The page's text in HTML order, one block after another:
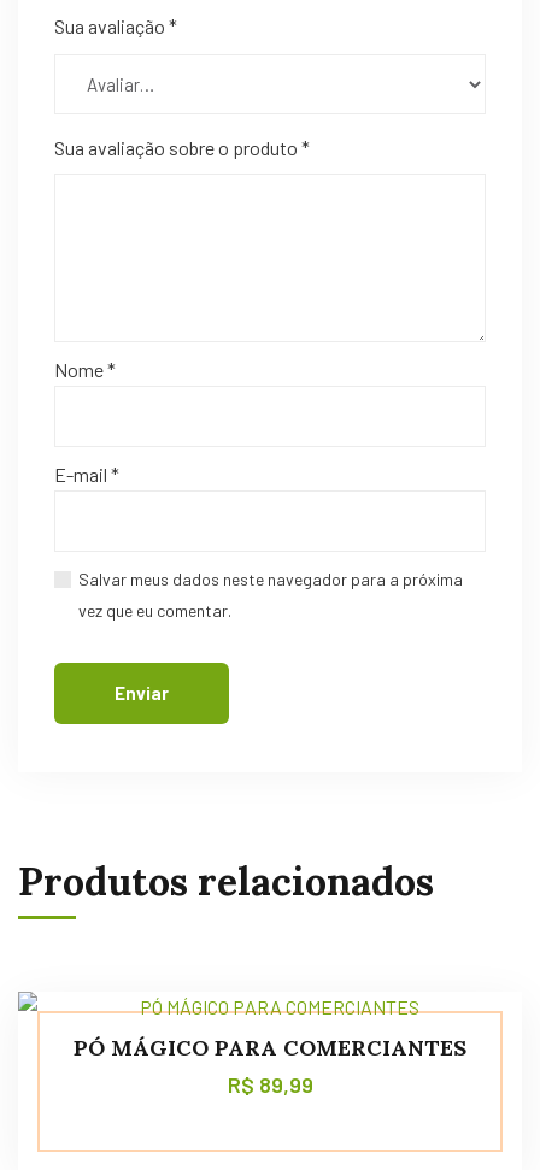
Sua avaliação *
Sua avaliação sobre o produto *
Nome*
E-mail *
Salvar meus dados neste navegador para a próxima
vez que eu comentar.
Produtos relacionados
PÓ MÁGICO PARA COMERCIANTES
R$ 89,99